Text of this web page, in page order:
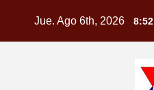
Jue. Ago 6th, 2026